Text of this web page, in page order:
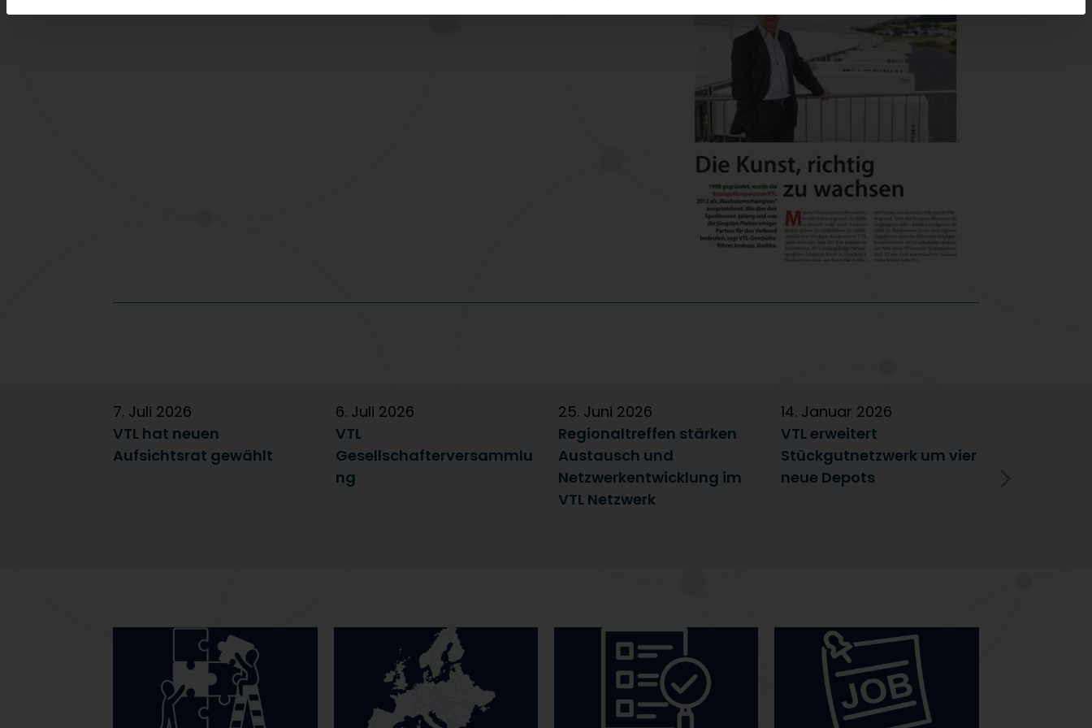
7. Juli 2026
VTL hat neuen
Aufsichtsrat gewählt
6. Juli 2026
VTL
Gesellschafterversammlu
ng
25. Juni 2026
Regionaltreffen stärken
Austausch und
Netzwerkentwicklung im
VTL Netzwerk
14. Januar 2026
VTL erweitert
Stückgutnetzwerk um vier
neue Depots